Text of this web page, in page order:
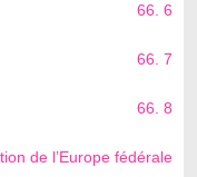
66. 6
66. 7
66. 8
de l’Europe fédérale